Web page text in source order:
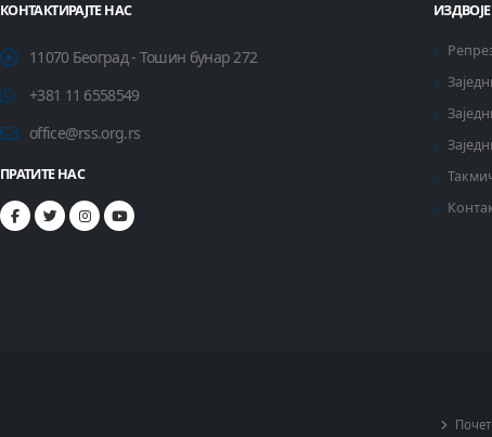
КОНТАКТИРАЈТЕ НАС
11070 Београд - Тошин бунар 272
+381 11 6558549
office@rss.org.rs
ПРАТИТЕ НАС